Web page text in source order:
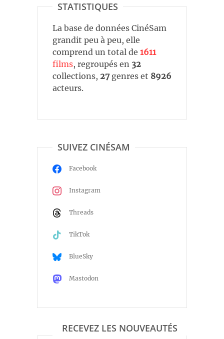
STATISTIQUES
La base de données CinéSam
grandit peu à peu, elle
comprend un total de 1611
films, regroupés en 32
collections, 27genres et 8926
acteurs.
SUIVEZ CINÉSAM
Facebook
Instagram
Threads
TikTok
BlueSky
Mastodon
RECEVEZ LES NOUVEAUTÉS